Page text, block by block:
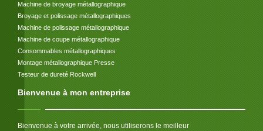
Machine de broyage métallographique
Broyage et polissage métallographiques
Machine de polissage métallographique
Machine de coupe métallographique
Consommables métallographiques
Montage métallographique Presse
Testeur de dureté Rockwell
Bienvenue à mon entreprise
Bienvenue à votre arrivée, nous utiliserons le meilleur